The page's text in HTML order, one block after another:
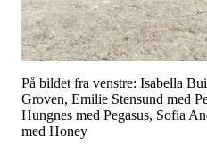
På bildet fra venstre: Isabella
Groven, Emilie Stensund med
Hungnes med Pegasus, Sofia
med Honey